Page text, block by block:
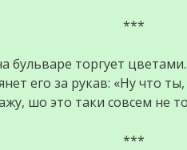
***
бульваре торгует
его за рукав: «Ну что ты,
шо это таки совсем не
***